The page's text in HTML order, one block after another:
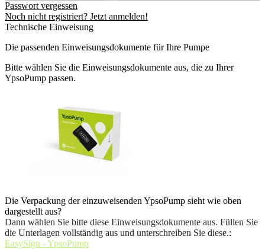
Passwort vergessen
Noch nicht registriert? Jetzt anmelden!
Technische Einweisung
Die passenden Einweisungsdokumente für Ihre Pumpe
Bitte wählen Sie die Einweisungsdokumente aus, die zu Ihrer
YpsoPump passen.
Die Verpackung der einzuweisenden YpsoPump sieht wie oben
dargestellt aus?
Dann wählen Sie bitte diese Einweisungsdokumente aus. Füllen Sie
die Unterlagen vollständig aus und unterschreiben Sie diese.:
EasySign - YpsoPump